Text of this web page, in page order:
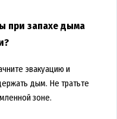
при запахе дыма
эвакуацию и
дым. Не тратьте
зоне.